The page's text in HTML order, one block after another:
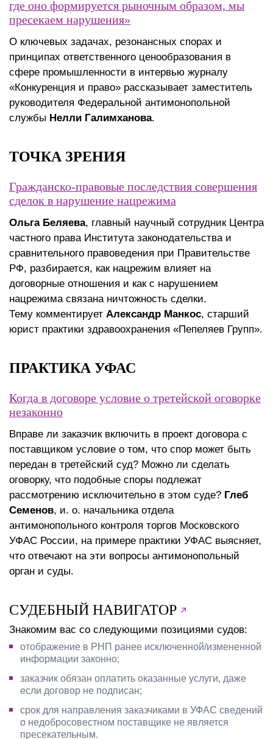
где оно формируется рыночным образом, мы
пресекаем нарушения»
О ключевых задачах, резонансных спорах и
принципах ответственного ценообразования в
сфере промышленности в интервью журналу
«Конкуренция и право» рассказывает заместитель
руководителя Федеральной антимонопольной
службы Нелли Галимханова.
ТОЧКА ЗРЕНИЯ
Гражданско-правовые последствия совершения
сделок в нарушение нацрежима
Ольга Беляева, главный научный сотрудник Центра
частного права Института законодательства и
сравнительного правоведения при Правительстве
РФ, разбирается, как нацрежим влияет на
договорные отношения и как с нарушением
нацрежима связана ничтожность сделки.
Тему комментирует Александр Манкос, старший
юрист практики здравоохранения «Пепеляев Групп».
ПРАКТИКА УФАС
Когда в договоре условие о третейской оговорке
незаконно
Вправе ли заказчик включить в проект договора с
поставщиком условие о том, что спор может быть
передан в третейский суд? Можно ли сделать
оговорку, что подобные споры подлежат
рассмотрению исключительно в этом суде? Глеб
Семенов, и. о. начальника отдела
антимонопольного контроля торгов Московского
УФАС России, на примере практики УФАС выясняет,
что отвечают на эти вопросы антимонопольный
орган и суды.
СУДЕБНЫЙ НАВИГАТОР
Знакомим вас со следующими позициями судов:
отображение в РНП ранее исключенной/измененной
информации законно;
заказчик обязан оплатить оказанные услуги, даже
если договор не подписан;
срок для направления заказчиками в УФАС сведений
о недобросовестном поставщике не является
пресекательным.